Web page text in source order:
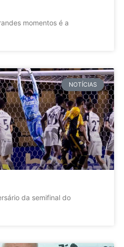
momentos é a
NOTÍCIAS
da semifinal do